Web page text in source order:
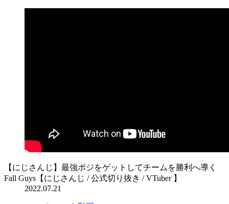
【にじさんじ】最強ポジをゲットしてチームを勝利へ導く
Fall Guys【にじさんじ / 公式切り抜き / VTuber 】
2022.07.21